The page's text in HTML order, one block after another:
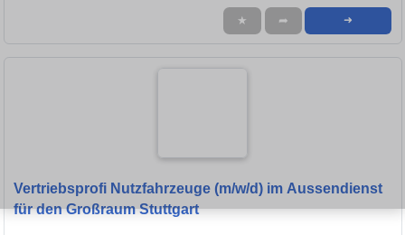
★ ➦ ➜
Vertriebsprofi Nutzfahrzeuge (m/w/d) im Aussendienst
für den Großraum Stuttgart